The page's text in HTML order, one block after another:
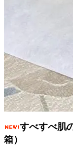
すべすべ肌
箱）